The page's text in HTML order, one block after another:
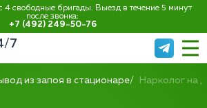
4 свободные бригады. Выезд в течение 5 минут
после звонка:
+7 (492) 249-50-76
7
из запоя в стационаре Нарколог на